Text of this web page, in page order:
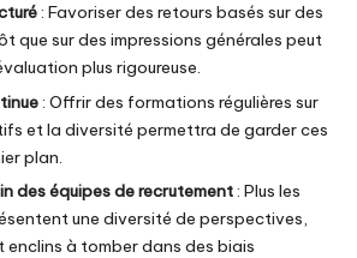
: Favoriser des retours basés sur des
que sur des impressions générales peut
plus rigoureuse.
: Offrir des formations régulières sur
et la diversité permettra de garder ces
plan.
des équipes de recrutement: Plus les
une diversité de perspectives,
enclins à tomber dans des biais